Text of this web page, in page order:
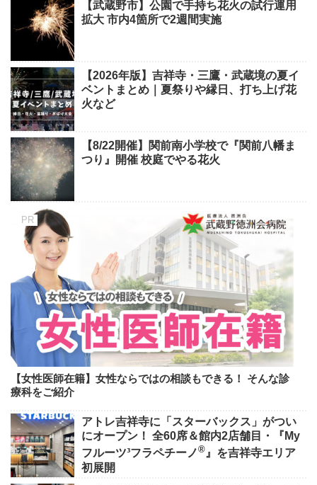
【武蔵野市】公園で手持ち花火の試行運用
拡大 市内4箇所で2週間実施
【2026年版】吉祥寺・三鷹・武蔵境の夏イ
ベントまとめ｜夏祭りや縁日、打ち上げ花
火など
【8/22開催】関前南小学校で『関前八幡ま
つり』開催 校庭でやる花火
【女性医師在籍】女性ならではの相談もできる！ そんな診
療科をご紹介
アトレ吉祥寺に「スターバックス」がつい
にオープン！ 全60席＆館内2店舗目・『My
フルーツ³フラペチーノ®』を吉祥寺エリア
初展開